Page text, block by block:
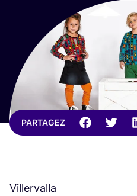
PARTAGEZ
Villervalla